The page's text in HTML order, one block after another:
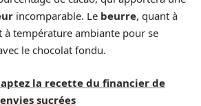
incomparable. Le beurre, quant à
température ambiante pour se
le chocolat fondu.
la recette du financier de
sucrées